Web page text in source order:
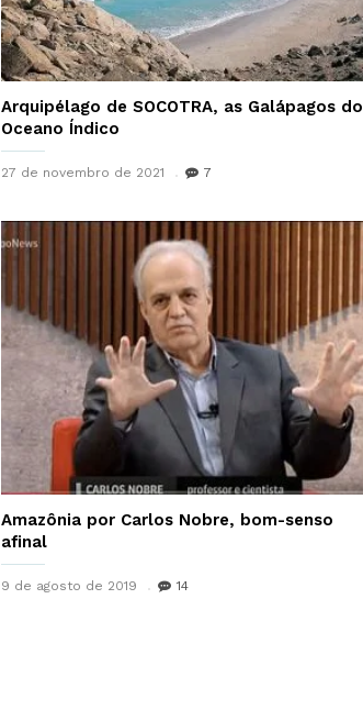
Arquipélago de SOCOTRA, as Galápagos do
Oceano Índico
27 de novembro de 2021 7
Amazônia por Carlos Nobre, bom-senso
afinal
9 de agosto de 2019 14